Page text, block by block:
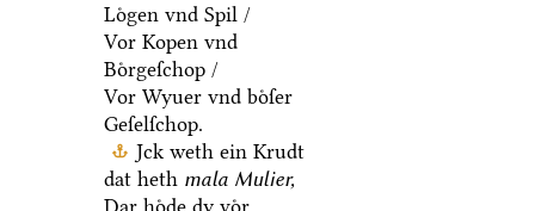
Loͤgen vnd Spil /
Vor Kopen vnd
Boͤrgeſchop /
Vor Wyuer vnd boͤſer
Geſelſchop.
Jck weth ein Krudt
dat heth mala Mulier,
Dar hoͤde dy voͤr